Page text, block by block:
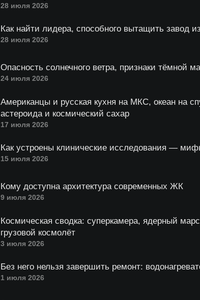
28 июля 2026
Как найти лидера, способного вытащить завод
28 июля 2026
Опасность солнечного ветра, признаки тёмной
24 июля 2026
Американцы и русская кухня на МКС, океан на
астероида и космический сахар
17 июля 2026
Как устроены клинические исследования —
15 июля 2026
Кому доступна архитектура современных ЖК
9 июля 2026
Космическая сводка: суперкамера, ядерный
грузовой космолёт
3 июля 2026
Без него нельзя завершить ремонт:
1 июля 2026